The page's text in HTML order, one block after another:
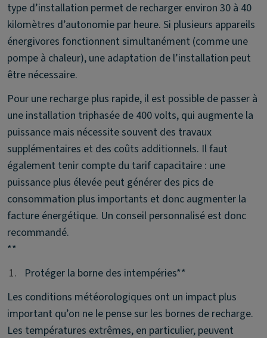
type d’installation permet de recharger environ 30 à 40
kilomètres d’autonomie par heure. Si plusieurs appareils
énergivores fonctionnent simultanément (comme une
pompe à chaleur), une adaptation de l’installation peut
être nécessaire.
Pour une recharge plus rapide, il est possible de passer à
une installation triphasée de 400 volts, qui augmente la
puissance mais nécessite souvent des travaux
supplémentaires et des coûts additionnels. Il faut
également tenir compte du tarif capacitaire : une
puissance plus élevée peut générer des pics de
consommation plus importants et donc augmenter la
facture énergétique. Un conseil personnalisé est donc
recommandé.
**
1.
1.
Protéger la borne des intempéries**
Les conditions météorologiques ont un impact plus
important qu’on ne le pense sur les bornes de recharge.
Les températures extrêmes, en particulier, peuvent